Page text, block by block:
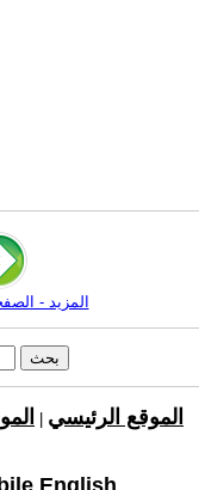
المزيد -
الموقع الرئيسي
English